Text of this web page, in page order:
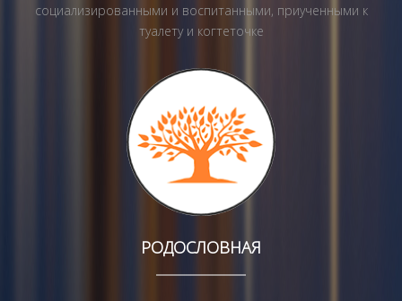
социализированными и воспитанными, приученными к
туалету и когтеточке
РОДОСЛОВНАЯ